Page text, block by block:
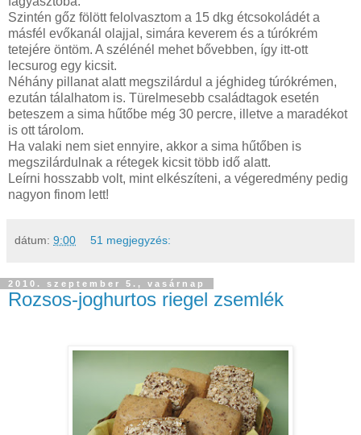
Szintén gőz fölött felolvasztom a 15 dkg étcsokoládét a
másfél evőkanál olajjal, simára keverem és a túrókrém
tetejére öntöm. A szélénél mehet bővebben, így itt-ott
lecsurog egy kicsit.
Néhány pillanat alatt megszilárdul a jéghideg túrókrémen,
ezután tálalhatom is. Türelmesebb családtagok esetén
beteszem a sima hűtőbe még 30 percre, illetve a maradékot
is ott tárolom.
Ha valaki nem siet ennyire, akkor a sima hűtőben is
megszilárdulnak a rétegek kicsit több idő alatt.
Leírni hosszabb volt, mint elkészíteni, a végeredmény pedig
nagyon finom lett!
dátum: 9:00 51 megjegyzés:
2010. szeptember 5., vasárnap
Rozsos-joghurtos riegel zsemlék